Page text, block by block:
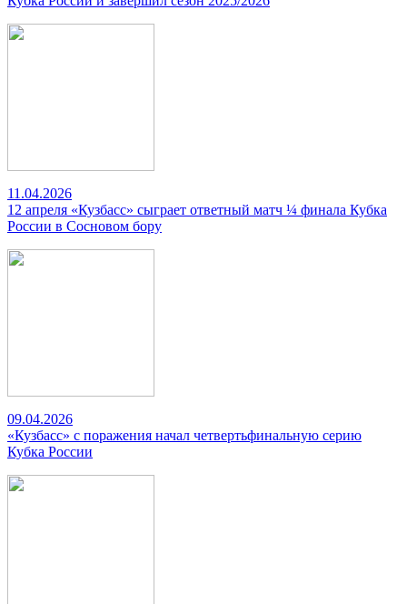
11.04.2026
12 апреля «Кузбасс» сыграет ответный матч ¼ финала Кубка
России в Сосновом бору
09.04.2026
«Кузбасс» с поражения начал четвертьфинальную серию
Кубка России